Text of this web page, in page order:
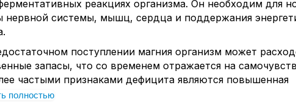
реакциях организма. Он необходим для
нервной системы, мышц, сердца и поддержания
поступлении магния организм может
запасы, что со временем отражается на
частыми признаками дефицита являются повышенная
раздражительность, мышечное напряжение,
полностью